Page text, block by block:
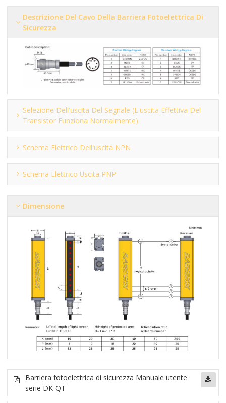
Descrizione Del Cavo Della Barriera Fotoelettrica Di
Sicurezza
Selezione Dell'uscita Del Segnale (l'uscita Effettiva Del
Transistor Funziona Normalmente)
Schema Elettrico Dell'uscita NPN
Schema Elettrico Uscita PNP
Dimensione
Barriera fotoelettrica di sicurezza Manuale utente
serie DK-QT